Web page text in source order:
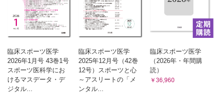
臨床スポーツ医学
2026年1月号 43巻1号
スポーツ医科学にお
けるマスデータ・デ
ジタル...
臨床スポーツ医学
2025年12月号（42巻
12号）スポーツと心
～アスリートの「メ
ンタル...
臨床スポーツ医学
（2026年・年間購
読）
￥36,960